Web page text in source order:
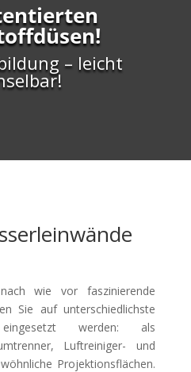
– leicht
wie vor faszinierende
Sie auf unterschiedlichste
werden: als
Luftreiniger- und
Projektionsflächen.